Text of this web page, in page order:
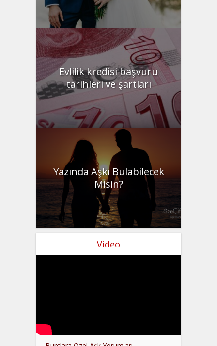
Evlilik kredisi başvuru
tarihleri ve şartları
Yazında Aşkı Bulabilecek
Misin?
Video